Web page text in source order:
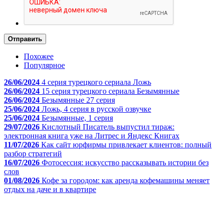
Отправить
Похожее
Популярное
26/06/2024 4 серия турецкого сериала Ложь
26/06/2024 15 серия турецкого сериала Безымянные
26/06/2024 Безымянные 27 серия
25/06/2024 Ложь, 4 серия в русской озвучке
25/06/2024 Безымянные, 1 серия
29/07/2026 Кислотный Писатель выпустил тираж:
электронная книга уже на Литрес и Яндекс Книгах
11/07/2026 Как сайт юрфирмы привлекает клиентов: полный
разбор стратегий
16/07/2026 Фотосессия: искусство рассказывать истории без
слов
01/08/2026 Кофе за городом: как аренда кофемашины меняет
отдых на даче и в квартире